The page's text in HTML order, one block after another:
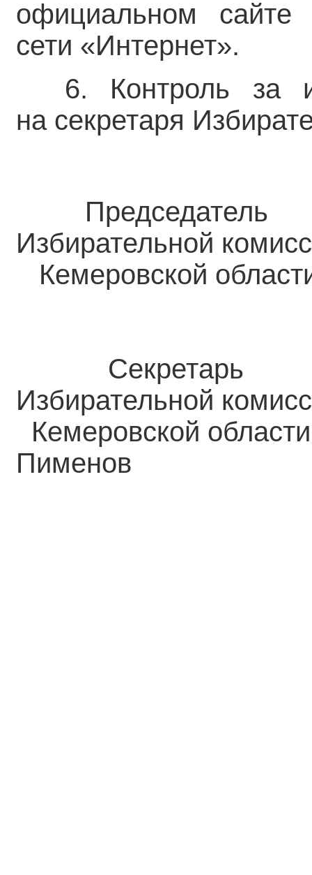
официальном сайте
сети «Интернет».
6. Контроль за
на секретаря
Председатель
Избирательной
Секретарь
Избирательной
Пименов